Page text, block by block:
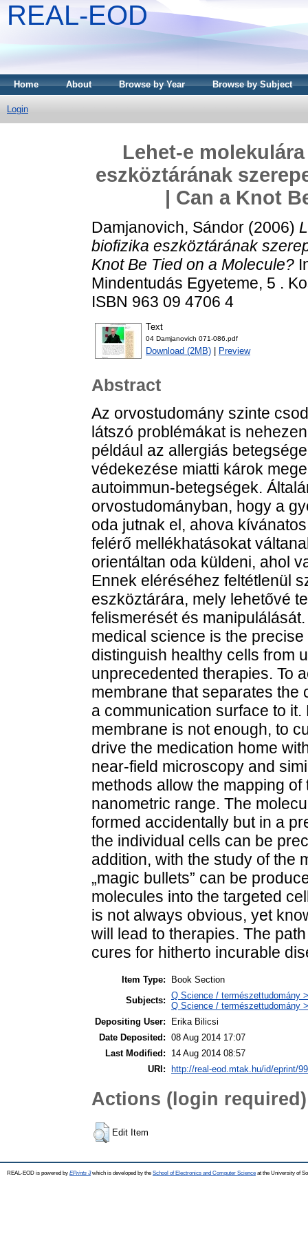
REAL-EOD
Home About Browse by Year Browse by Subject
Login
Lehet-e
eszköztárának
| Can a Knot
Damjanovich, Sándor (2006)
biofizika eszköztárának
Knot Be Tied on a Molecule?
Mindentudás Egyeteme, 5 .
ISBN 963 09 4706 4
Text
04 Damjanovich 071-086.pdf
Download (2MB) Preview
Abstract
Az orvostudomány szinte
látszó problémákat is
például az allergiás
védekezése miatti károk
autoimmun-betegségek.
orvostudományban, hogy a
oda jutnak el, ahova
felérő mellékhatásokat
orientáltan oda küldeni, ahol
Ennek eléréséhez feltétlenül
eszköztárára, mely lehetővé
felismerését és
medical science is the
distinguish healthy cells from
unprecedented therapies. To
membrane that separates the
a communication surface to
membrane is not enough, to
drive the medication home
near-field microscopy and
methods allow the mapping
nanometric range. The
formed accidentally but in a
the individual cells can be
addition, with the study of the
„magic bullets” can be
molecules into the targeted
is not always obvious, yet
will lead to therapies. The
cures for hitherto incurable
Item Type:
Book Section
Subjects: Q Science / természettudomány
Q Science / természettudomány
Depositing User:
Erika Bilicsi
Date Deposited: 08 Aug 2014 17:07
Last Modified:
14 Aug 2014 08:57
URI: http://real-eod.mtak.hu/id/eprint/
Actions (login required)
Edit Item
REAL-EOD is powered by EPrints 3which is developed by the School of Electronics and Computer Science at the University of